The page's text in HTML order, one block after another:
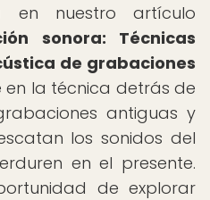
en nuestro artículo
sonora: Técnicas
de grabaciones
en la técnica detrás de
antiguas y
los sonidos del
en el presente.
de explorar